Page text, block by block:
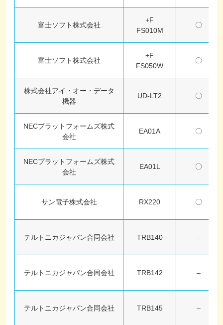
富士ソフト株式会社
+F
FS010M
〇
富士ソフト株式会社
+F
FS050W
〇
株式会社アイ・オー・データ
機器
UD-LT2 〇
NECプラットフォームズ株式
会社
EA01A 〇
NECプラットフォームズ株式
会社
EA01L 〇
サン電子株式会社 RX220 〇
テルトニカジャパン合同会社 TRB140 –
テルトニカジャパン合同会社 TRB142 –
テルトニカジャパン合同会社 TRB145 –